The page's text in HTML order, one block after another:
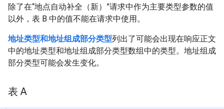
除了在“地点自动补全（新）”请求中作为主要类型参数的值
以外，表 B 中的值不能在请求中使用。
地址类型和地址组成部分类型列出了可能会出现在响应正文
中的地址类型和地址组成部分类型数组中的类型。地址组成
部分类型可能会发生变化。
表 A